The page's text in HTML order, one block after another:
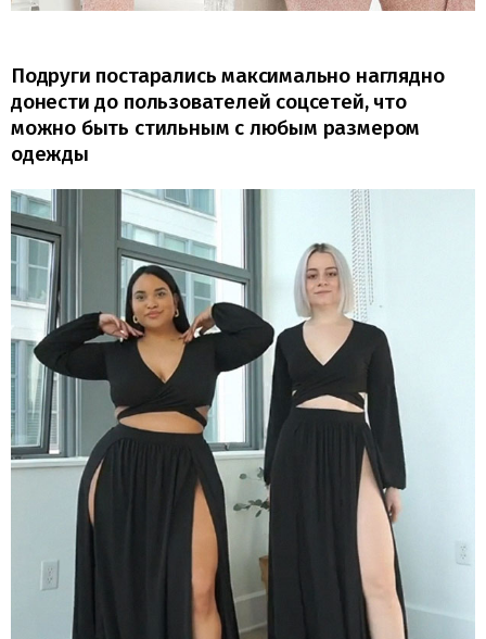
Подруги постарались максимально наглядно
донести до пользователей соцсетей, что
можно быть стильным с любым размером
одежды